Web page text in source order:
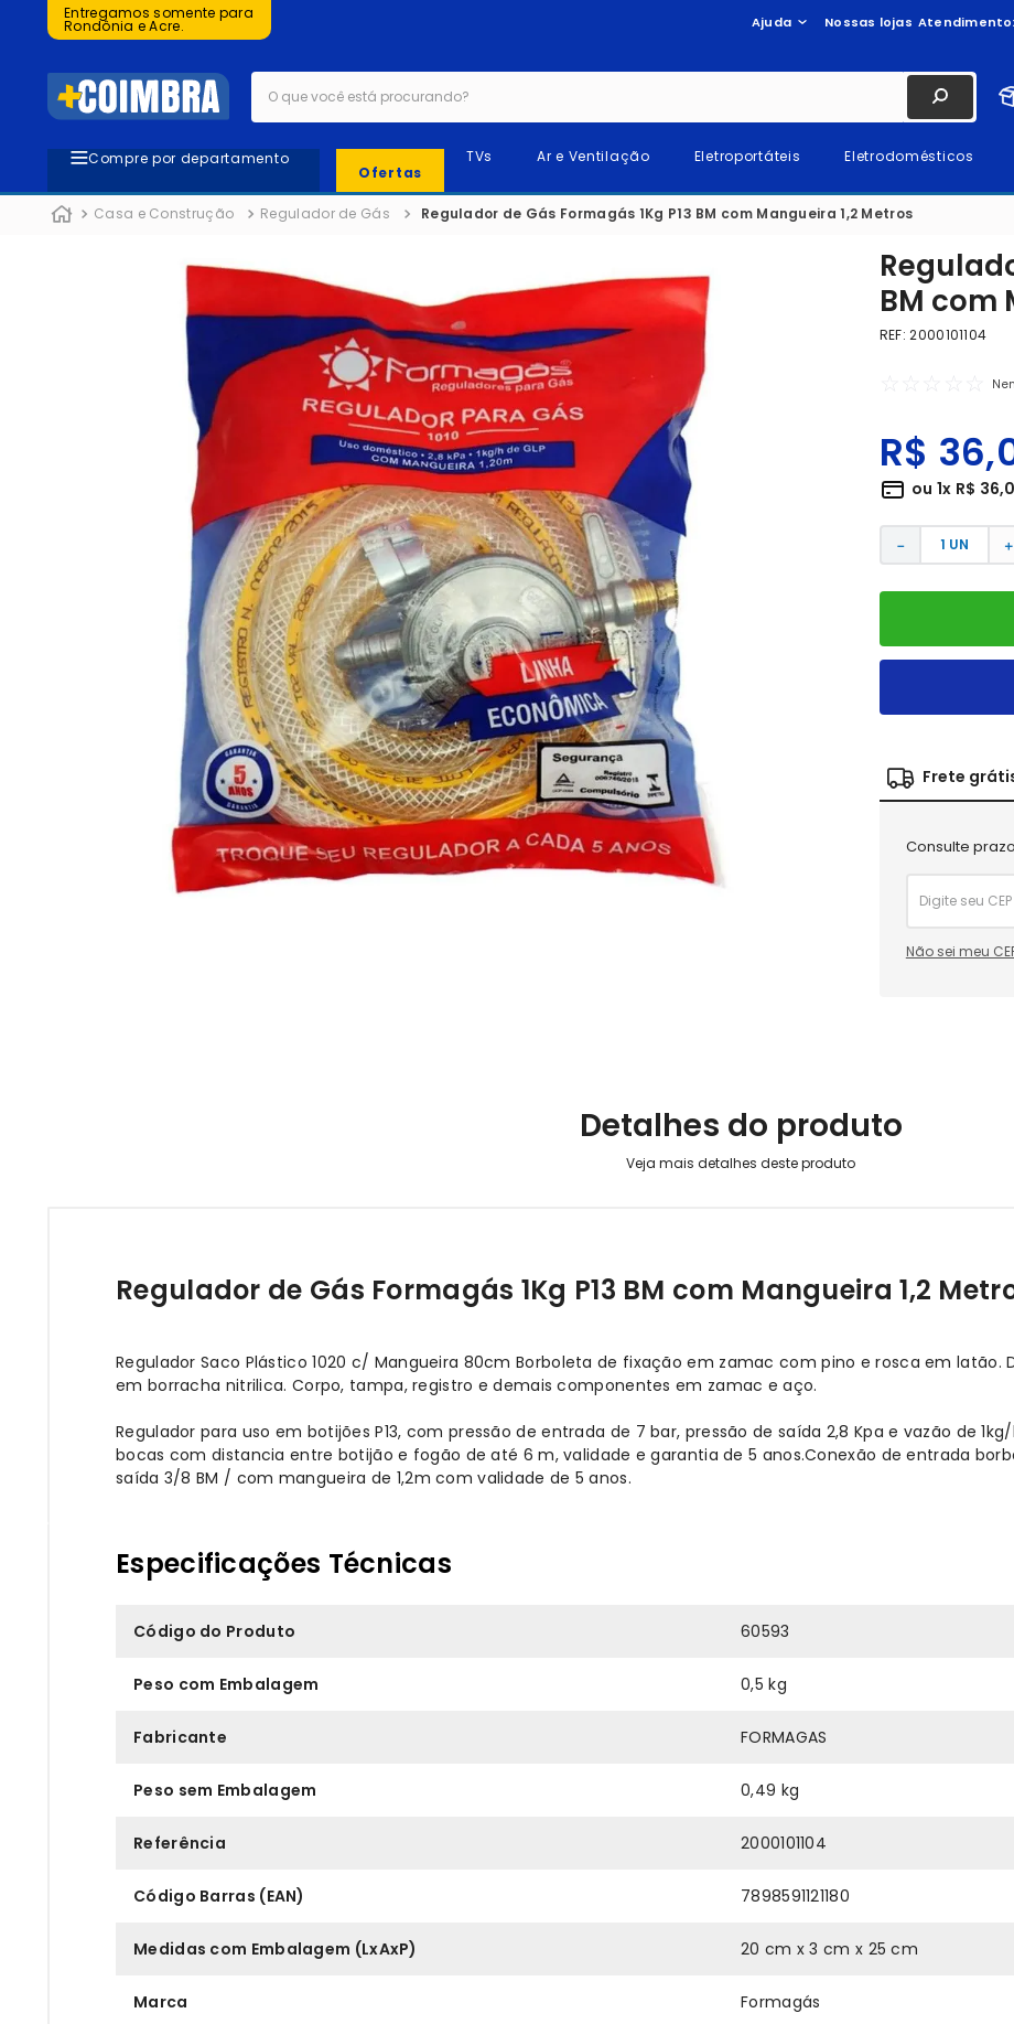
Entregamos somente para
Rondônia e Acre. Ajuda Nossas lojas Atendimento:
O que você está procurando?
Compre por departamento
Ofertas
TVs Ar e Ventilação Eletroportáteis Eletrodomésticos
Casa e Construção Regulador de Gás Regulador de Gás Formagás 1Kg P13 BM com Mangueira 1,2 Metros
BM com
REF:2000101104
☆ ☆ ☆ ☆ ☆
R$ 36,
ou 1x R$ 36,
＋
－
Frete
Consulte
Não sei meu
Detalhes do produto
Regulador de Gás Formagás 1Kg P13 BM com Mangueira 1,2
Regulador Saco Plástico 1020 c/ Mangueira 80cm Borboleta de fixação em zamac com pino e rosca em
em borracha nitrilica. Corpo, tampa, registro e demais componentes em zamac e aço.
Regulador para uso em botijões P13, com pressão de entrada de 7 bar, pressão de saída 2,8 Kpa e vazão de
bocas com distancia entre botijão e fogão de até 6 m, validade e garantia de 5 anos.Conexão de entrada
saída 3/8 BM / com mangueira de 1,2m com validade de 5 anos.
Especificações Técnicas
Código do Produto 60593
Peso com Embalagem 0,5 kg
Fabricante FORMAGAS
Peso sem Embalagem 0,49 kg
Referência 2000101104
Código Barras (EAN) 7898591121180
Medidas com Embalagem (LxAxP) 20 cm x 3 cm x 25 cm
Marca Formagás